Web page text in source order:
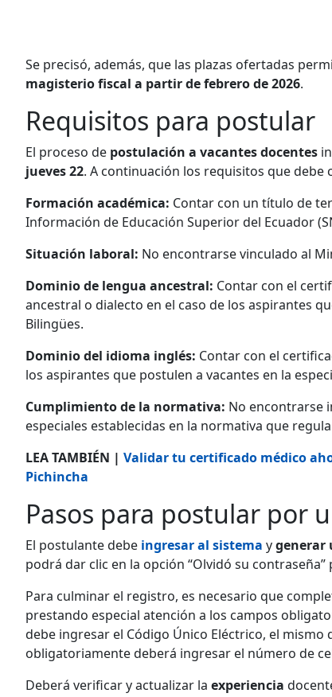
Se precisó, además, que las plazas ofertadas
magisterio fiscal a partir de febrero de 2026.
Requisitos para postular
El proceso de postulación a vacantes docentes
jueves 22. A continuación los requisitos que debe
Formación académica: Contar con un título de
Información de Educación Superior del Ecuador
Situación laboral: No encontrarse vinculado al
Dominio de lengua ancestral: Contar con el
ancestral o dialecto en el caso de los aspirantes
Bilingües.
Dominio del idioma inglés: Contar con el
los aspirantes que postulen a vacantes en la
Cumplimiento de la normativa: No encontrarse
especiales establecidas en la normativa que
LEA TAMBIÉN | Validar tu certificado médico
Pichincha
Pasos para postular por
El postulante debe ingresar al sistema ygenerar
podrá dar clic en la opción “Olvidó su contraseña”
Para culminar el registro, es necesario que
prestando especial atención a los campos
debe ingresar el Código Único Eléctrico, el
obligatoriamente deberá ingresar el número de
Deberá verificar y actualizar la experiencia